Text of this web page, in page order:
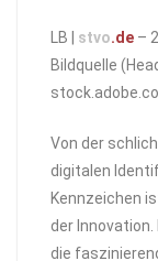
LB | stvo.de –
Bildquelle
Von der
digitalen
Kennzeichen
der
die